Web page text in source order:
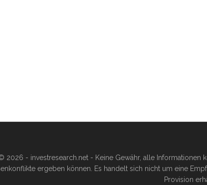
2026 - investresearch.net - Keine Gewähr, alle
ergeben können. Es handelt sich nicht um eine
Provision